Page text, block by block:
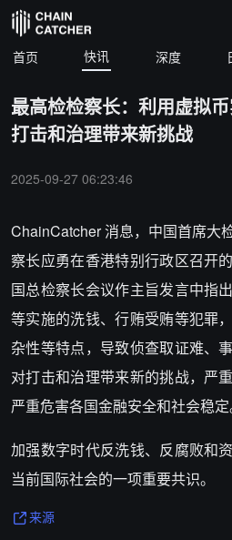
首页 快讯 深度
最高检检察长：利用虚拟
打击和治理带来新挑战
2025-09-27 06:23:46
ChainCatcher 消息，中国首席大
察长应勇在香港特别行政区召开
国总检察长会议作主旨发言中指
等实施的洗钱、行贿受贿等犯罪
杂性等特点，导致侦查取证难、
对打击和治理带来新的挑战，严
严重危害各国金融安全和社会稳定
加强数字时代反洗钱、反腐败和
当前国际社会的一项重要共识。
来源